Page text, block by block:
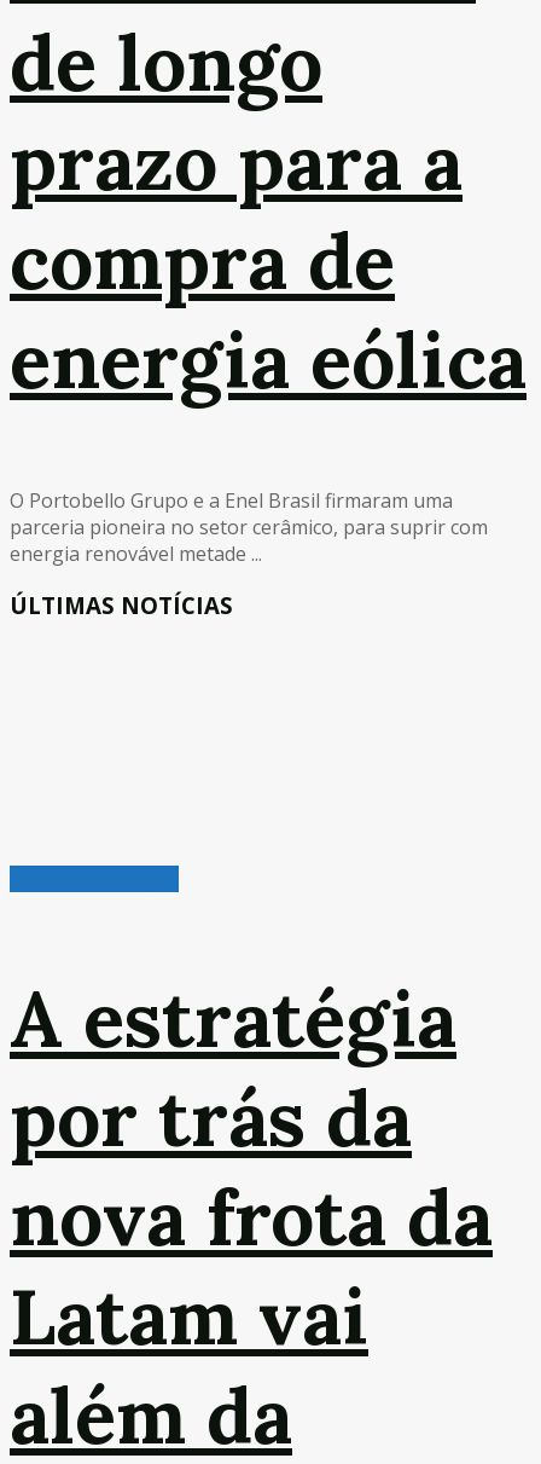
de longo
prazo para a
compra de
energia eólica
O Portobello Grupo e a Enel Brasil firmaram uma
parceria pioneira no setor cerâmico, para suprir com
energia renovável metade ...
ÚLTIMAS NOTÍCIAS
A estratégia
por trás da
nova frota da
Latam vai
além da